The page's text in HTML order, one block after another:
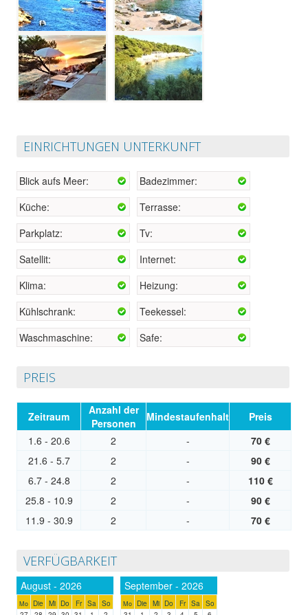
EINRICHTUNGEN UNTERKUNFT
Blick aufs Meer:
Badezimmer:
Küche:
Terrasse:
Parkplatz:
Tv:
Satellit:
Internet:
Klima:
Heizung:
Kühlschrank:
Teekessel:
Waschmaschine:
Safe:
PREIS
Zeitraum
Anzahl der
Personen
Mindestaufenhalt
Preis
1.6 - 20.6
2 -
70 €
21.6 - 5.7
2 -
90 €
6.7 - 24.8
2 -
110 €
25.8 - 10.9
2 -
90 €
11.9 - 30.9
2 - 70 €
VERFÜGBARKEIT
August - 2026
Mo Die Mi Do Fr Sa So
September - 2026
Mo Die Mi Do Fr Sa So